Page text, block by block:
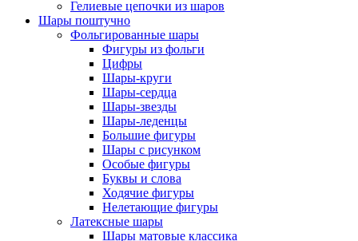
Гелиевые цепочки из шаров
Шары поштучно
Фольгированные шары
Фигуры из фольги
Цифры
Шары-круги
Шары-сердца
Шары-звезды
Шары-леденцы
Большие фигуры
Шары с рисунком
Особые фигуры
Буквы и слова
Ходячие фигуры
Нелетающие фигуры
Латексные шары
Шары матовые классика